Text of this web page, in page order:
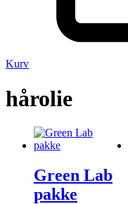
Kurv
hårolie
Green Lab
pakke